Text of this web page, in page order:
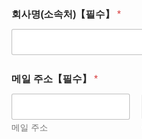
회사명(소속처)【필수】 *
사
명
속
메일 주소【필수】 *
메일 주소